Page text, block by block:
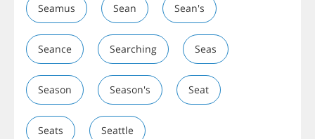
Seamus Sean Sean's
Seance Searching Seas
Season Season's Seat
Seats Seattle